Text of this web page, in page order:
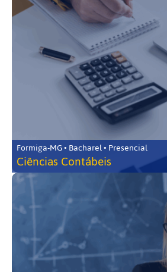
Formiga-MG • Bacharel • Presencial
Ciências Contábeis